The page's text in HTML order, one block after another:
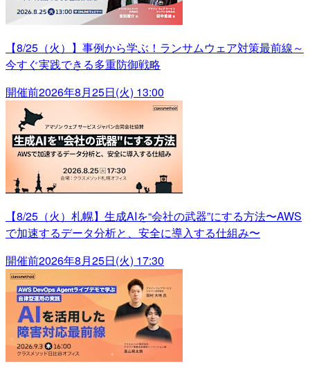
【8/25（火）】事例から学ぶ！ランサムウェア対策最前線～
今すぐ実践できる多重防御戦略
開催前2026年8月25日(火) 13:00
【8/25（火）札幌】生成AIを“会社の武器”にする方法〜AWS
で加速するデータ分析と、安全に導入する仕組み〜
開催前2026年8月25日(火) 17:30